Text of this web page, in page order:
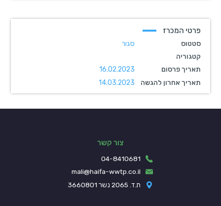
פרטי המכרז
סטטוס
קטגוריה
תאריך פרסום
תאריך אחרון להגשה
סגור
16.02.2023
14.03.2023
צור קשר
04-8410681
mali@haifa-wwtp.co.il
ת.ד. 2065 נשר 3660801